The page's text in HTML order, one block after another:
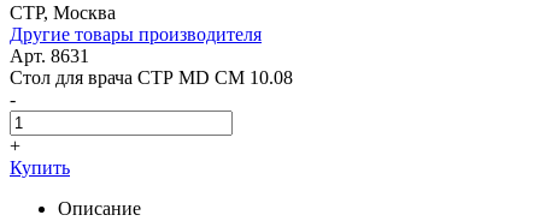
СТР, Москва
Другие товары производителя
Арт. 8631
Стол для врача СТР MD CM 10.08
-
+
Купить
Описание